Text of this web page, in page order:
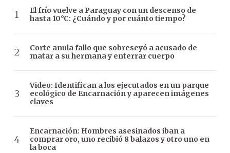
El frío vuelve a Paraguay con un descenso de
hasta 10°C: ¿Cuándo y por cuánto tiempo?
Corte anula fallo que sobreseyó a acusado de
matar a su hermana y enterrar cuerpo
Video: Identifican a los ejecutados en un parque
ecológico de Encarnación y aparecen imágenes
claves
Encarnación: Hombres asesinados iban a
comprar oro, uno recibió 8 balazos y otro uno en
la boca